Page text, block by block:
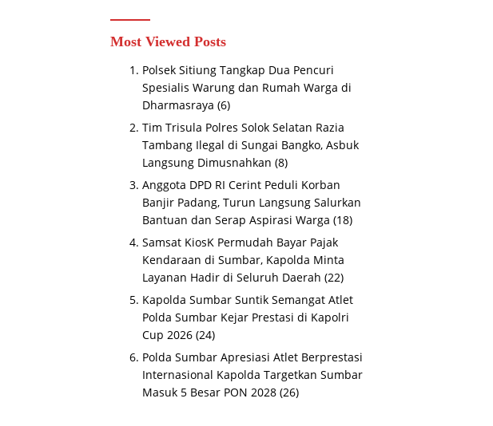
Most Viewed Posts
Polsek Sitiung Tangkap Dua Pencuri
Spesialis Warung dan Rumah Warga di
Dharmasraya (6)
Tim Trisula Polres Solok Selatan Razia
Tambang Ilegal di Sungai Bangko, Asbuk
Langsung Dimusnahkan (8)
Anggota DPD RI Cerint Peduli Korban
Banjir Padang, Turun Langsung Salurkan
Bantuan dan Serap Aspirasi Warga (18)
Samsat KiosK Permudah Bayar Pajak
Kendaraan di Sumbar, Kapolda Minta
Layanan Hadir di Seluruh Daerah (22)
Kapolda Sumbar Suntik Semangat Atlet
Polda Sumbar Kejar Prestasi di Kapolri
Cup 2026 (24)
Polda Sumbar Apresiasi Atlet Berprestasi
Internasional Kapolda Targetkan Sumbar
Masuk 5 Besar PON 2028 (26)